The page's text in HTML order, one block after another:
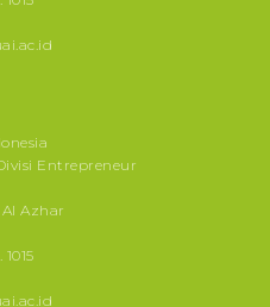
Entrepreneur
Azhar